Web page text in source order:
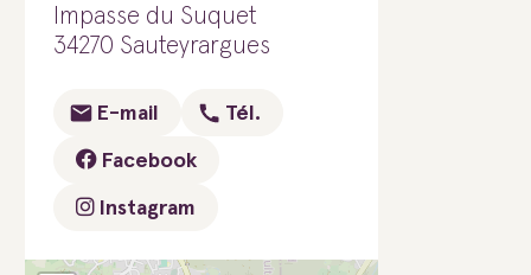
Impasse du Suquet
34270 Sauteyrargues
E-mail Tél.
Facebook
Instagram